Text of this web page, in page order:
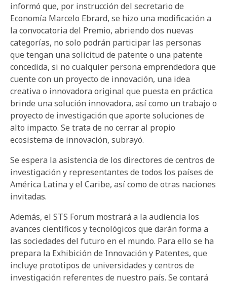
informó que, por instrucción del secretario de
Economía Marcelo Ebrard, se hizo una modificación a
la convocatoria del Premio, abriendo dos nuevas
categorías, no solo podrán participar las personas
que tengan una solicitud de patente o una patente
concedida, si no cualquier persona emprendedora que
cuente con un proyecto de innovación, una idea
creativa o innovadora original que puesta en práctica
brinde una solución innovadora, así como un trabajo o
proyecto de investigación que aporte soluciones de
alto impacto. Se trata de no cerrar al propio
ecosistema de innovación, subrayó.
Se espera la asistencia de los directores de centros de
investigación y representantes de todos los países de
América Latina y el Caribe, así como de otras naciones
invitadas.
Además, el STS Forum mostrará a la audiencia los
avances científicos y tecnológicos que darán forma a
las sociedades del futuro en el mundo. Para ello se ha
prepara la Exhibición de Innovación y Patentes, que
incluye prototipos de universidades y centros de
investigación referentes de nuestro país. Se contará